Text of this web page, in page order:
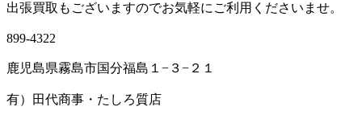
出張買取もございますのでお気軽にご利用くださいませ。
899-4322
鹿児島県霧島市国分福島１−３−２１
有）田代商事・たしろ質店